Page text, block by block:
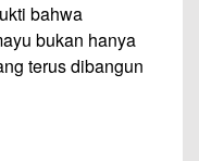
bahwa
bukan hanya
terus dibangun